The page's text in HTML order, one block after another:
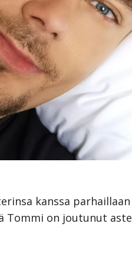
kanssa parhaillaan
Tommi on joutunut